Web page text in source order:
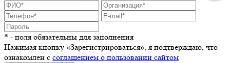
* - поля обязательны для заполнения
Нажимая кнопку «Зарегистрироваться», я подтверждаю, что
ознакомлен с соглашением о пользовании сайтом